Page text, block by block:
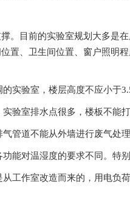
目前的实验室规划大多是在原
间位置、卫生间位置、
实验室，楼层高度不应
室排水点很多，楼板不能打开
道不能从外墙进行废气处理和高
对温湿度的要求不同。特别
室改造而来的，用电负荷